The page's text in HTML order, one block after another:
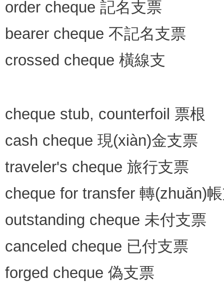
order cheque 記名支票
bearer cheque 不記名支票
crossed cheque 橫線支
cheque stub, counterfoil 票根
cash cheque 現(xiàn)金支票
traveler's cheque 旅行支票
cheque for transfer 轉(zhuǎn)
outstanding cheque 未付支票
canceled cheque 已付支票
forged cheque 偽支票